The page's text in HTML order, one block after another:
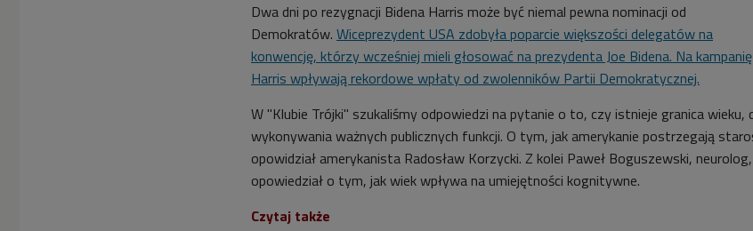
Dwa dni po rezygnacji Bidena Harris może być niemal pewna nominacji od
Demokratów. Wiceprezydent USA zdobyła poparcie większości delegatów na
konwencję, którzy wcześniej mieli głosować na prezydenta Joe Bidena. Na kampanię
Harris wpływają rekordowe wpłaty od zwolenników Partii Demokratycznej.
W "Klubie Trójki" szukaliśmy odpowiedzi na pytanie o to, czy istnieje granica wieku,
wykonywania ważnych publicznych funkcji. O tym, jak amerykanie postrzegają
opowidział amerykanista Radosław Korzycki. Z kolei Paweł Boguszewski, neurolog,
opowiedział o tym, jak wiek wpływa na umiejętności kognitywne.
Czytaj także